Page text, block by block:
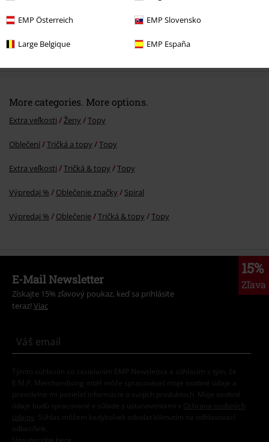
EMP Österreich EMP Slovensko
Large Belgique EMP España
More categories. More options.
Extra veľkosti Ženy Topy
Oblečení Tričká a topy Topy
Extra veľkosti Tričká & topy Topy
Výpredaj % Oblečenie značky Spiral
Výpredaj % Oblečenie Tričká & topy Topy
15%
Zľava
E-Mail Newsletter
Získajte 15% zľavový poukaz, keď sa prihlásite
teraz! Viac
Týmto súhlasím so zasielaním EMP Newslettra a súhlasím s tým, že
E.M.P. Merchandising mbH môže spracovávať moje osobné údaje a
pravidelne mi posielať informácie o svojich produktoch. Moje osobné
údaje budú spracované v súlade s ustanoveniami v
Ochrana osobných
údajov
. Súhlas môžem kedykoľvek odvolať kliknutím na odhlasovací
odkaz/link.
Unsubscribe here